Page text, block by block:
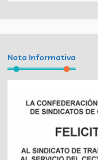
Nota Informativa